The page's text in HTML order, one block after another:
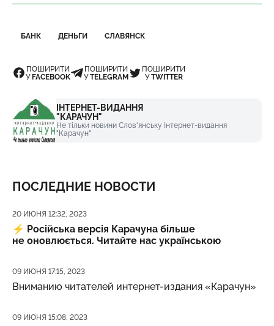
БАНК ДЕНЬГИ СЛАВЯНСК
ПОШИРИТИ
У FACEBOOK
ПОШИРИТИ
УTELEGRAM
ПОШИРИТИ
УTWITTER
ІНТЕРНЕТ-ВИДАННЯ
"КАРАЧУН"
Не тільки новини Слов'янську Інтернет-видання
"Карачун"
ПОСЛЕДНИЕ НОВОСТИ
Дата публикации
20 ИЮНЯ 12:32, 2023
⚡️ Російська версія Карачуна більше
не оновлюється. Читайте нас українською
Дата публикации
09 ИЮНЯ 17:15, 2023
Вниманию читателей интернет-издания «Карачун»
Дата публикации
09 ИЮНЯ 15:08, 2023